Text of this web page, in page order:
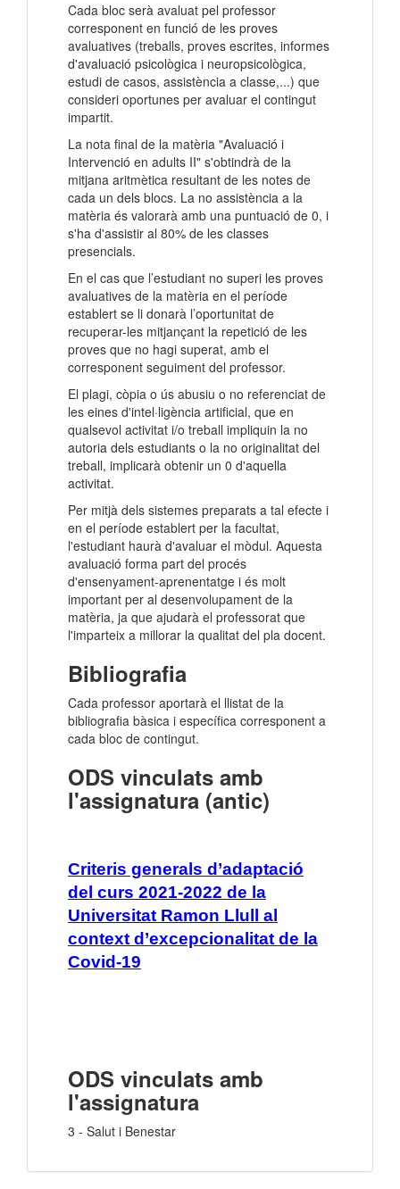
Cada bloc serà avaluat pel professor
corresponent en funció de les proves
avaluatives (treballs, proves escrites, informes
d'avaluació psicològica i neuropsicològica,
estudi de casos, assistència a classe,...) que
consideri oportunes per avaluar el contingut
impartit.
La nota final de la matèria "Avaluació i
Intervenció en adults II" s'obtindrà de la
mitjana aritmètica resultant de les notes de
cada un dels blocs. La no assistència a la
matèria és valorarà amb una puntuació de 0, i
s'ha d'assistir al 80% de les classes
presencials.
En el cas que l’estudiant no superi les proves
avaluatives de la matèria en el període
establert se li donarà l’oportunitat de
recuperar-les mitjançant la repetició de les
proves que no hagi superat, amb el
corresponent seguiment del professor.
El plagi, còpia o ús abusiu o no referenciat de
les eines d'intel·ligència artificial, que en
qualsevol activitat i/o treball impliquin la no
autoria dels estudiants o la no originalitat del
treball, implicarà obtenir un 0 d'aquella
activitat.
Per mitjà dels sistemes preparats a tal efecte i
en el període establert per la facultat,
l'estudiant haurà d'avaluar el mòdul. Aquesta
avaluació forma part del procés
d'ensenyament-aprenentatge i és molt
important per al desenvolupament de la
matèria, ja que ajudarà el professorat que
l'imparteix a millorar la qualitat del pla docent.
Bibliografia
Cada professor aportarà el llistat de la
bibliografia bàsica i específica corresponent a
cada bloc de contingut.
ODS vinculats amb
l'assignatura (antic)
Criteris generals d’adaptació
del curs 2021-2022 de la
Universitat Ramon Llull al
context d’excepcionalitat de la
Covid-19
ODS vinculats amb
l'assignatura
3 - Salut i Benestar